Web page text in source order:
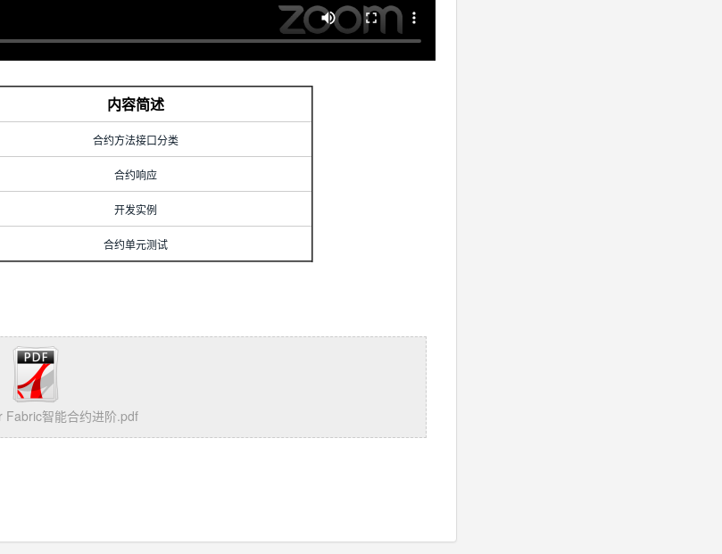
内容简述
合约方法接口分类
合约响应
开发实例
合约单元测试
Fabric智能合约进阶.pdf